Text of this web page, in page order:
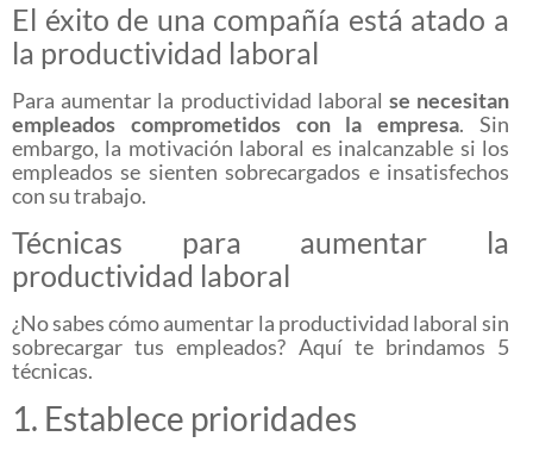
El éxito de una compañía está atado a
la productividad laboral
Para aumentar la productividad laboral se necesitan
empleados comprometidos con la empresa. Sin
embargo, la motivación laboral es inalcanzable si los
empleados se sienten sobrecargados e insatisfechos
con su trabajo.
Técnicas para aumentar la
productividad laboral
¿No sabes cómo aumentar la productividad laboral sin
sobrecargar tus empleados? Aquí te brindamos 5
técnicas.
1. Establece prioridades